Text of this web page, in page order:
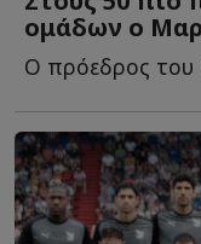
ομάδων ο
Ο πρόεδρος του